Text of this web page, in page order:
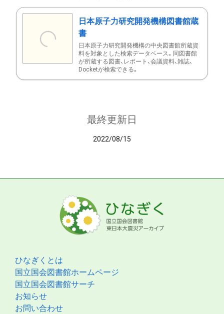
日本原子力研究開発機構図書館蔵
書
日本原子力研究開発機構の中央図書館所蔵資
料を対象とした検索データベース。同図書館
が所蔵する図書、レポート、会議資料、雑誌、
Docketが検索できる。
最終更新日
2022/08/15
ひなぎくとは
国立国会図書館ホームページ
国立国会図書館サーチ
お知らせ
お問い合わせ